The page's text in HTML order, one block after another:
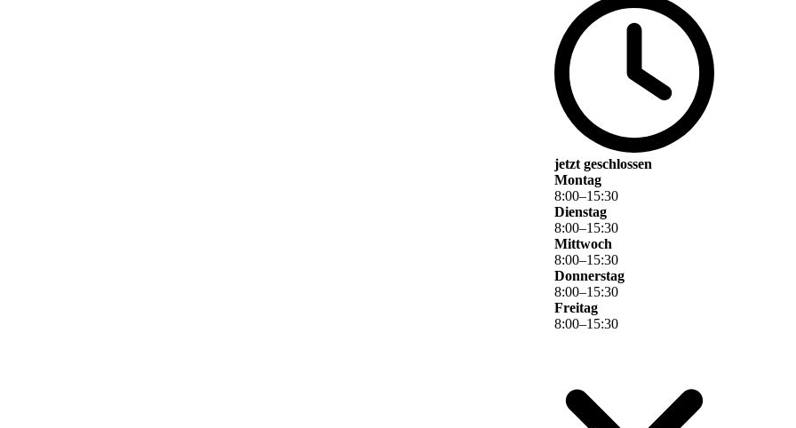
jetzt geschlossen
Montag
8:00–15:30
Dienstag
8:00–15:30
Mittwoch
8:00–15:30
Donnerstag
8:00–15:30
Freitag
8:00–15:30